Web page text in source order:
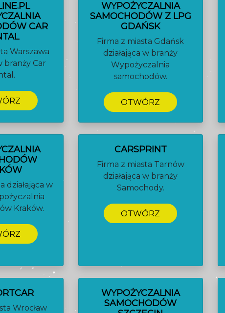
CAR
Warszawa
branży Car
WYPOŻYCZALNIA
SAMOCHODÓW Z LPG
GDAŃSK
Firma z miasta Gdańsk
działająca w branży
Wypożyczalnia
samochodów.
OTWÓRZ
działająca w
Kraków.
CARSPRINT
Firma z miasta Tarnów
działająca w branży
Samochody.
OTWÓRZ
Wrocław
WYPOŻYCZALNIA
SAMOCHODÓW